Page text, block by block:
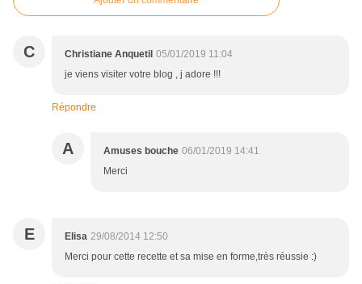
C Christiane Anquetil 05/01/2019 11:04
je viens visiter votre blog , j adore !!!
Répondre
A Amuses bouche 06/01/2019 14:41
Merci
E Elisa 29/08/2014 12:50
Merci pour cette recette et sa mise en forme,très réussie :)